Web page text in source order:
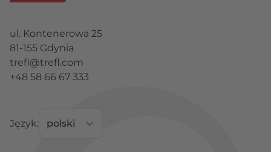
ul. Kontenerowa 25
81-155 Gdynia
trefl@trefl.com
+48 58 66 67 333
Język: